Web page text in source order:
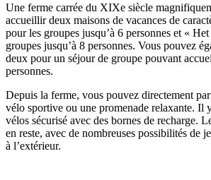
Une ferme carrée du XIXe siècle
accueillir deux maisons de vacances de
pour les groupes jusqu’à 6 personnes et «
groupes jusqu’à 8 personnes. Vous pouvez
deux pour un séjour de groupe pouvant
personnes.
Depuis la ferme, vous pouvez directement
vélo sportive ou une promenade relaxante. Il
vélos sécurisé avec des bornes de recharge.
en reste, avec de nombreuses possibilités de
à l’extérieur.